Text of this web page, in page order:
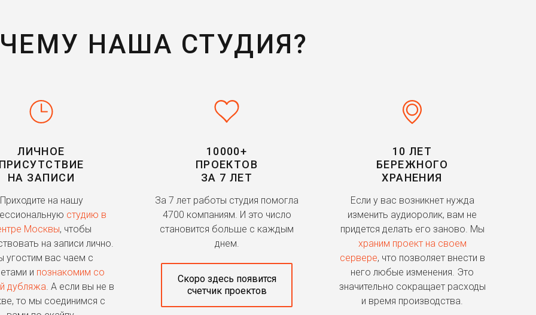
НАША СТУДИЯ?
ЛИЧНОЕ
НА ЗАПИСИ
Приходите на нашу
студию в
Москвы, чтобы
на записи лично.
угостим вас чаем с
и познакомим со
дубляжа. А если вы не в
то мы соединимся с
10000+
ПРОЕКТОВ
ЗА 7 ЛЕТ
За 7 лет работы студия помогла
4700 компаниям. И это число
становится больше с каждым
днем.
Скоро здесь появится
счетчик проектов
10 ЛЕТ
БЕРЕЖНОГО
ХРАНЕНИЯ
Если у вас возникнет нужда
изменить аудиоролик, вам не
придется делать его заново. Мы
храним проект на своем
сервере, что позволяет внести в
него любые изменения. Это
значительно сокращает расходы
и время производства.